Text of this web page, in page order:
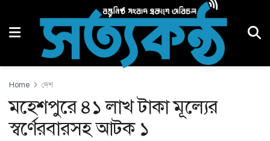
Home দেশ
মহেশপুরে ৪১ লাখ টাকা মূল্যের
স্বর্ণেরবারসহ আটক ১